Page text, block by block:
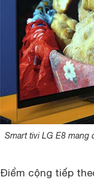
Smart tivi LG E8
Điểm cộng tiếp